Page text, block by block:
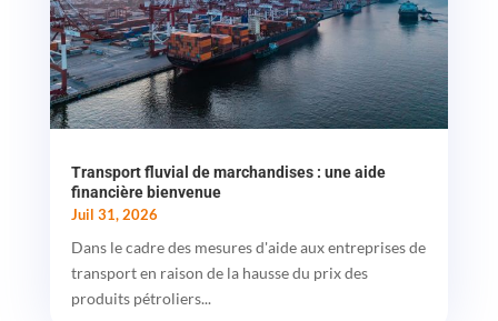
Transport fluvial de marchandises : une aide
financière bienvenue
Juil 31, 2026
Dans le cadre des mesures d'aide aux entreprises de
transport en raison de la hausse du prix des
produits pétroliers...